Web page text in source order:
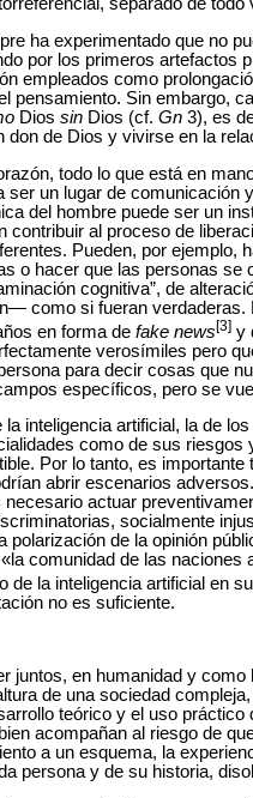
separado de
ha experimentado que no
por los primeros artefactos
empleados como
pensamiento. Sin embargo,
Dios sin Dios (cf. Gn 3), es
don de Dios y vivirse en la
todo lo que está en
ser un lugar de
del hombre puede ser un
contribuir al proceso de
Pueden, por
o hacer que las personas
cognitiva”, de
como si fueran verdaderas.
en forma de fake news[3] y
verosímiles pero
para decir cosas que
específicos, pero se
la inteligencia artificial, la de
como de sus
Por lo tanto, es
abrir escenarios
necesario actuar
socialmente
polarización de la opinión
comunidad de las
de la inteligencia artificial en
no es suficiente.
juntos, en humanidad y
de una sociedad
teórico y el uso
acompañan al riesgo de
a un esquema, la
persona y de su historia,